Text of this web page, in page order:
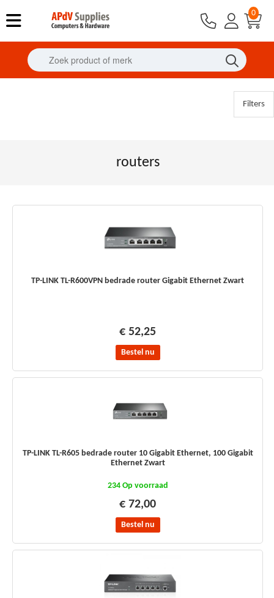
0
Filters
routers
TP-LINK TL-R600VPN bedrade router Gigabit Ethernet Zwart
€ 52,25
Bestel nu
TP-LINK TL-R605 bedrade router 10 Gigabit Ethernet, 100 Gigabit
Ethernet Zwart
234 Op voorraad
€ 72,00
Bestel nu